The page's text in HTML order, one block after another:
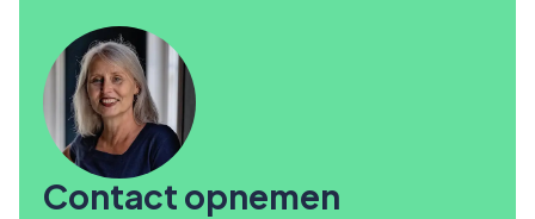
Contact opnemen